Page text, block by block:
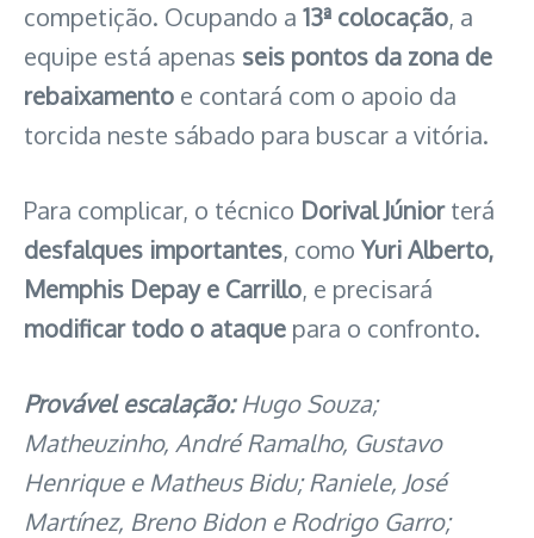
competição. Ocupando a 13ª colocação, a
equipe está apenas seis pontos da zona de
rebaixamento e contará com o apoio da
torcida neste sábado para buscar a vitória.
Para complicar, o técnico Dorival Júniorterá
desfalques importantes, como Yuri Alberto,
Memphis Depay e Carrillo, e precisará
modificar todo o ataque para o confronto.
Provável escalação:Hugo Souza;
Matheuzinho, André Ramalho, Gustavo
Henrique e Matheus Bidu; Raniele, José
Martínez, Breno Bidon e Rodrigo Garro;